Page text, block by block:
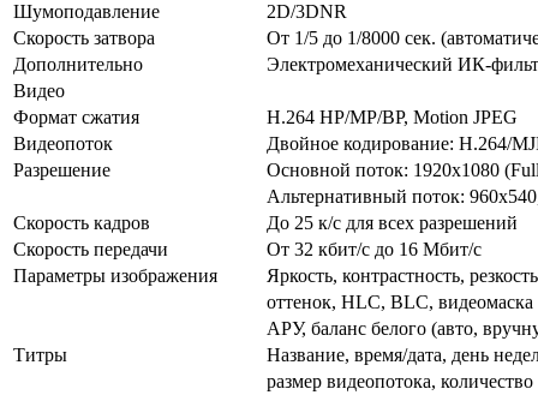
Шумоподавление
2D/3DNR
Скорость затвора
От 1/5 до 1/8000 сек.
Дополнительно
Электромеханический ИК-
Видео
Формат сжатия
H.264 HP/MP/BP, Motion JPEG
Видеопоток
Двойное кодирование: Н.264/
Разрешение
Основной поток: 1920x1080
Альтернативный поток:
Скорость кадров
До 25 к/с для всех разрешений
Скорость передачи
От 32 кбит/с до 16 Мбит/с
Параметры изображения
Яркость, контрастность,
оттенок, HLC, BLC,
АРУ, баланс белого (авто,
Титры
Название, время/дата, день
размер видеопотока,